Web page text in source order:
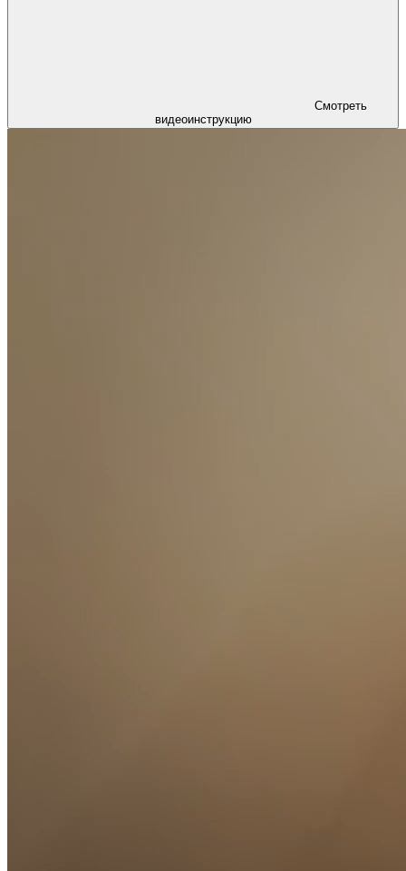
Смотреть
видеоинструкцию